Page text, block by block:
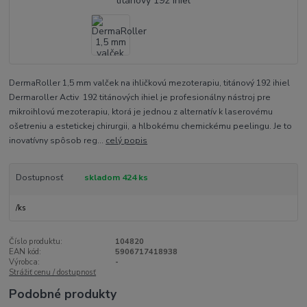
DermaRoller 1,5 mm valček na ihličkovú mezoterapiu, titánový 192 ihiel
Dermaroller Activ 192 titánových ihiel je profesionálny nástroj pre
mikroihlovú mezoterapiu, ktorá je jednou z alternatív k laserovému
ošetreniu a estetickej chirurgii, a hlbokému chemickému peelingu. Je to
inovatívny spôsob reg... celý popis
Dostupnosť skladom 424 ks
/ks
Číslo produktu:
104820
EAN kód:
5906717418938
Výrobca:
-
Strážiť cenu / dostupnosť
Podobné produkty